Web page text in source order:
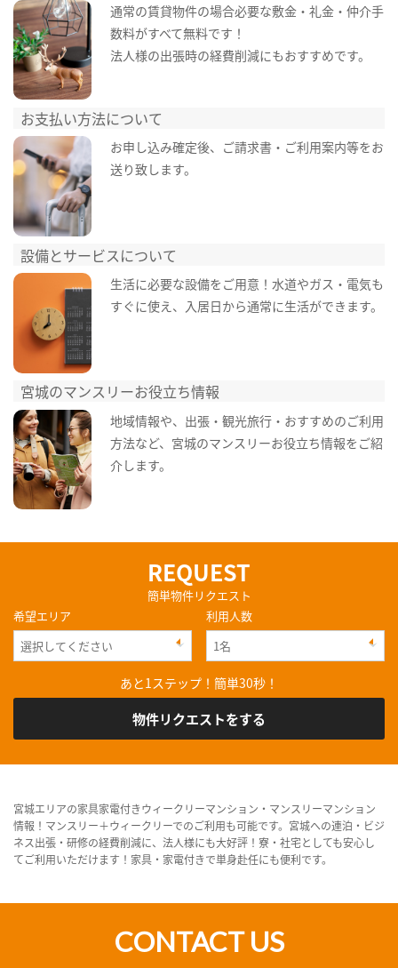
通常の賃貸物件の場合必要な敷金・礼金・仲介手
数料がすべて無料です！
法人様の出張時の経費削減にもおすすめです。
お支払い方法について
お申し込み確定後、ご請求書・ご利用案内等をお
送り致します。
設備とサービスについて
生活に必要な設備をご用意！水道やガス・電気も
すぐに使え、入居日から通常に生活ができます。
宮城のマンスリーお役立ち情報
地域情報や、出張・観光旅行・おすすめのご利用
方法など、宮城のマンスリーお役立ち情報をご紹
介します。
REQUEST
簡単物件リクエスト
希望エリア
利用人数
あと1ステップ！簡単30秒！
物件リクエストをする
宮城エリアの家具家電付きウィークリーマンション・マンスリーマンション
情報！マンスリー＋ウィークリーでのご利用も可能です。宮城への連泊・ビジ
ネス出張・研修の経費削減に、法人様にも大好評！寮・社宅としても安心し
てご利用いただけます！家具・家電付きで単身赴任にも便利です。
CONTACT US